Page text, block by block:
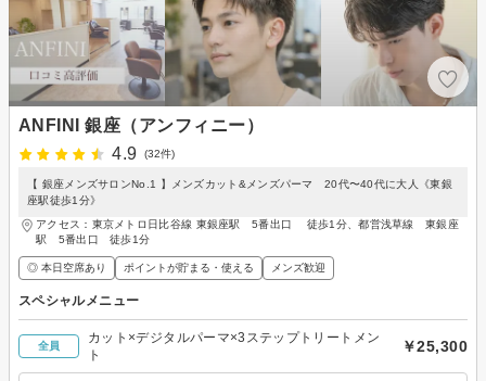
ANFINI 銀座（アンフィニー）
4.9
(32件)
【 銀座メンズサロンNo.1 】メンズカット&メンズパーマ 20代〜40代に大人《東銀
座駅徒歩1分》
アクセス：東京メトロ日比谷線 東銀座駅 5番出口 徒歩1分、都営浅草線 東銀座
駅 5番出口 徒歩1分
◎ 本日空席あり ポイントが貯まる・使える メンズ歓迎
スペシャルメニュー
全員
カット×デジタルパーマ×3ステップトリートメン
ト
￥25,300